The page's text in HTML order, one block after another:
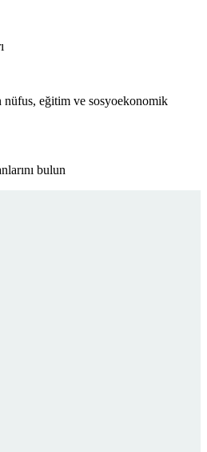
eğitim ve sosyoekonomik
bulun